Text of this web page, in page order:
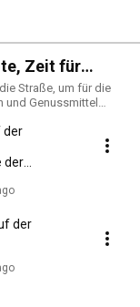
Zeit für
Straße, um für die
und Genussmittel
Terzok, benjie,
Infostände und
Infos:
der
der
der